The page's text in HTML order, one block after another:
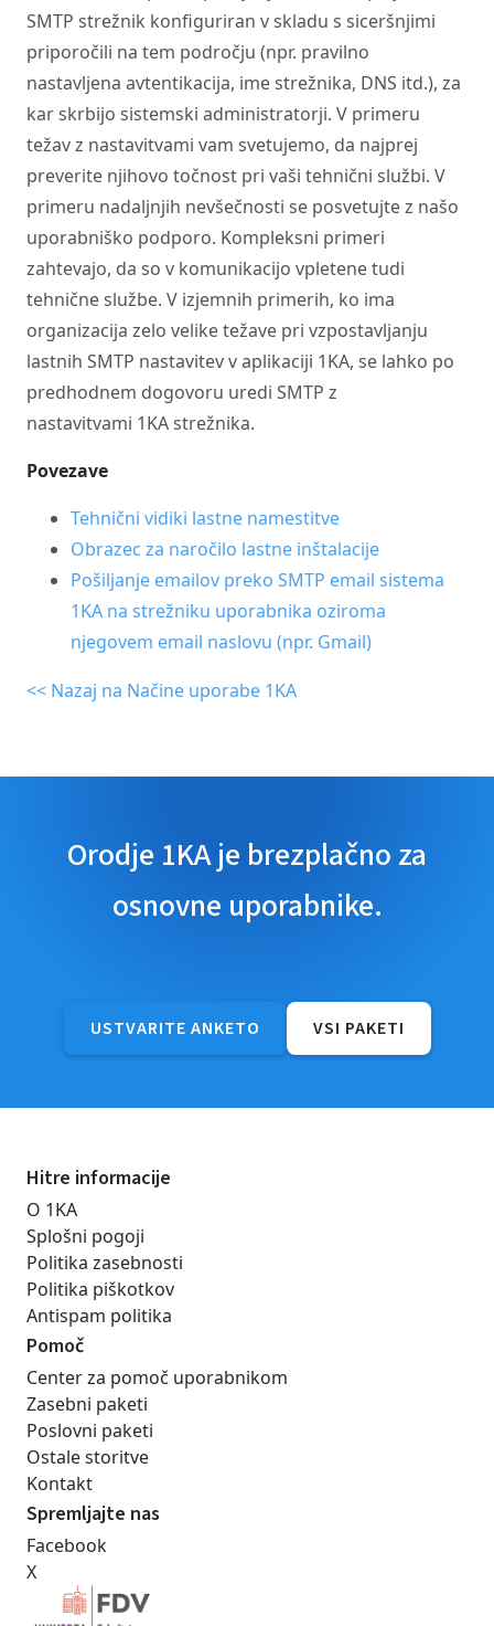
SMTP strežnik konfiguriran v skladu s siceršnjimi
priporočili na tem področju (npr. pravilno
nastavljena avtentikacija, ime strežnika, DNS itd.), za
kar skrbijo sistemski administratorji. V primeru
težav z nastavitvami vam svetujemo, da najprej
preverite njihovo točnost pri vaši tehnični službi. V
primeru nadaljnjih nevšečnosti se posvetujte z našo
uporabniško podporo. Kompleksni primeri
zahtevajo, da so v komunikacijo vpletene tudi
tehnične službe. V izjemnih primerih, ko ima
organizacija zelo velike težave pri vzpostavljanju
lastnih SMTP nastavitev v aplikaciji 1KA, se lahko po
predhodnem dogovoru uredi SMTP z
nastavitvami 1KA strežnika.
Povezave
Tehnični vidiki lastne namestitve
Obrazec za naročilo lastne inštalacije
Pošiljanje emailov preko SMTP email sistema
1KA na strežniku uporabnika oziroma
njegovem email naslovu (npr. Gmail)
<< Nazaj na Načine uporabe 1KA
Orodje 1KA je brezplačno za
osnovne uporabnike.
USTVARITE ANKETO VSI PAKETI
Hitre informacije
O 1KA
Splošni pogoji
Politika zasebnosti
Politika piškotkov
Antispam politika
Pomoč
Center za pomoč uporabnikom
Zasebni paketi
Poslovni paketi
Ostale storitve
Kontakt
Spremljajte nas
Facebook
X